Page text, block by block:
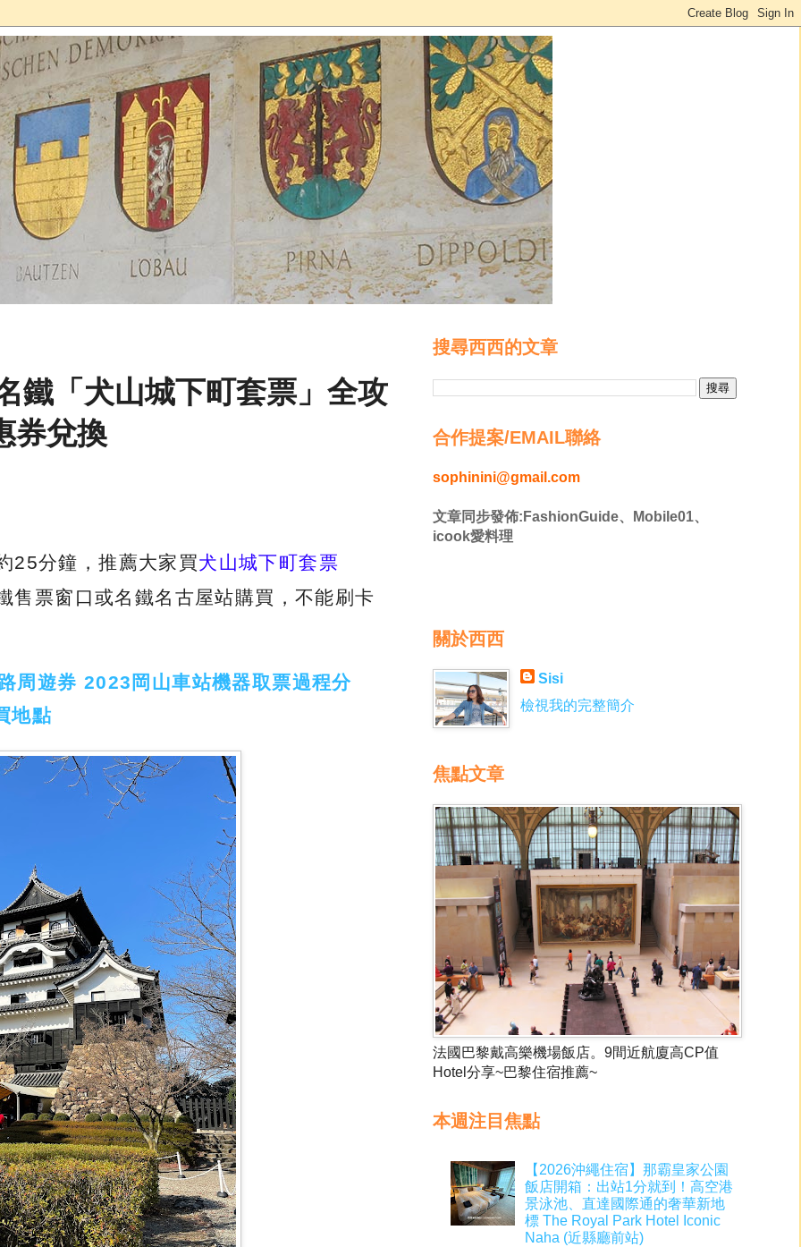
鐵「犬山城下町套票」全攻
券兌換
25分鐘，推薦大家買犬山城下町套票
售票窗口或名鐵名古屋站購買，不能刷卡
周遊券 2023岡山車站機器取票過程分
地點
搜尋西西的文章
合作提案/EMAIL聯絡
sophinini@gmail.com
文章同步發佈:FashionGuide、Mobile01、
icook愛料理
關於西西
Sisi
檢視我的完整簡介
焦點文章
法國巴黎戴高樂機場飯店。9間近航廈高CP值
Hotel分享~巴黎住宿推薦~
本週注目焦點
【2026沖繩住宿】那霸皇家公園
飯店開箱：出站1分就到！高空港
景泳池、直達國際通的奢華新地
標 The Royal Park Hotel Iconic
Naha (近縣廳前站)